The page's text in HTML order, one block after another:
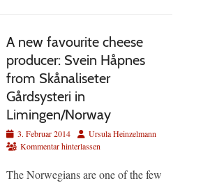
A new favourite cheese
producer: Svein Håpnes
from Skånaliseter
Gårdsysteri in
Limingen/Norway
Veröffentlicht
am
3. Februar 2014 AutorUrsula Heinzelmann
Kommentar hinterlassen
The Norwegians are one of the few